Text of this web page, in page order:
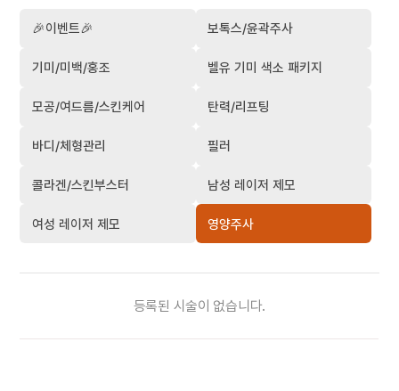
🎉이벤트🎉 보톡스/윤곽주사
기미/미백/홍조 벨유 기미 색소 패키지
모공/여드름/스킨케어 탄력/리프팅
바디/체형관리 필러
콜라겐/스킨부스터 남성 레이저 제모
여성 레이저 제모 영양주사
등록된 시술이 없습니다.